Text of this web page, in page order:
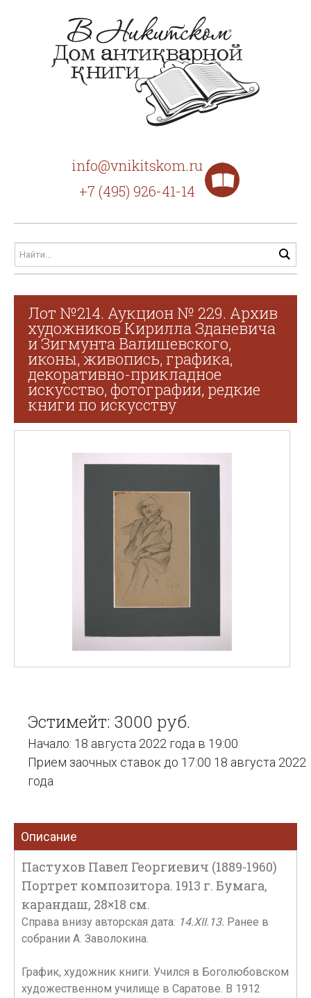
info@vnikitskom.ru
+7 (495) 926-41-14
Лот №214. Аукцион № 229. Архив
художников Кирилла Зданевича
и Зигмунта Валишевского,
иконы, живопись, графика,
декоративно-прикладное
искусство, фотографии, редкие
книги по искусству
Эстимейт: 3000 руб.
Начало: 18 августа 2022 года в 19:00
Прием заочных ставок до 17:00 18 августа 2022
года
Описание
Пастухов Павел Георгиевич (1889-1960)
Портрет композитора. 1913 г. Бумага,
карандаш, 28×18 см.
Справа внизу авторская дата: 14.XII.13. Ранее в
собрании А. Заволокина.
График, художник книги. Учился в Боголюбовском
художественном училище в Саратове. В 1912